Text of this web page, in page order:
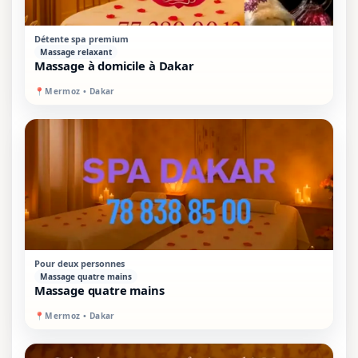
STANDARD À DOMICILE
Massage à domicile à Dakar
Détente spa premium
Massage relaxant
📍 Mermoz • Dakar
STANDARD SUR PLACE
Massage quatre mains
Pour deux personnes
Massage quatre mains
📍 Mermoz • Dakar